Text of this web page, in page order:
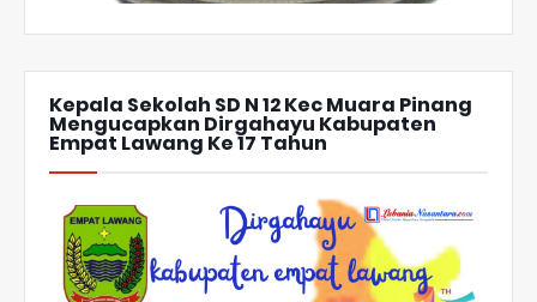
Kepala Sekolah SD N 12 Kec Muara Pinang
Mengucapkan Dirgahayu Kabupaten
Empat Lawang Ke 17 Tahun